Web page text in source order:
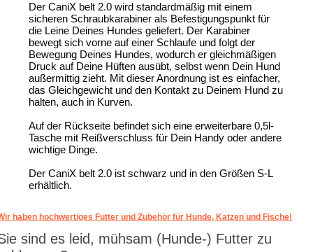
Der CaniX belt 2.0 wird standardmäßig mit einem
sicheren Schraubkarabiner als Befestigungspunkt für
die Leine Deines Hundes geliefert. Der Karabiner
bewegt sich vorne auf einer Schlaufe und folgt der
Bewegung Deines Hundes, wodurch er gleichmäßigen
Druck auf Deine Hüften ausübt, selbst wenn Dein Hund
außermittig zieht. Mit dieser Anordnung ist es einfacher,
das Gleichgewicht und den Kontakt zu Deinem Hund zu
halten, auch in Kurven.
Auf der Rückseite befindet sich eine erweiterbare 0,5l-
Tasche mit Reißverschluss für Dein Handy oder andere
wichtige Dinge.
Der CaniX belt 2.0 ist schwarz und in den Größen S-L
erhältlich.
haben hochwertiges Futter und Zubehör für Hunde, Katzen und Fische!
sind es leid, mühsam (Hunde-) Futter zu